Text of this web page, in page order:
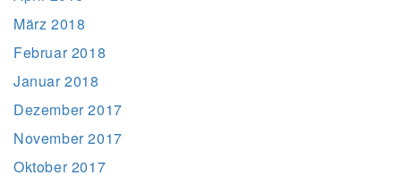
März 2018
Februar 2018
Januar 2018
Dezember 2017
November 2017
Oktober 2017